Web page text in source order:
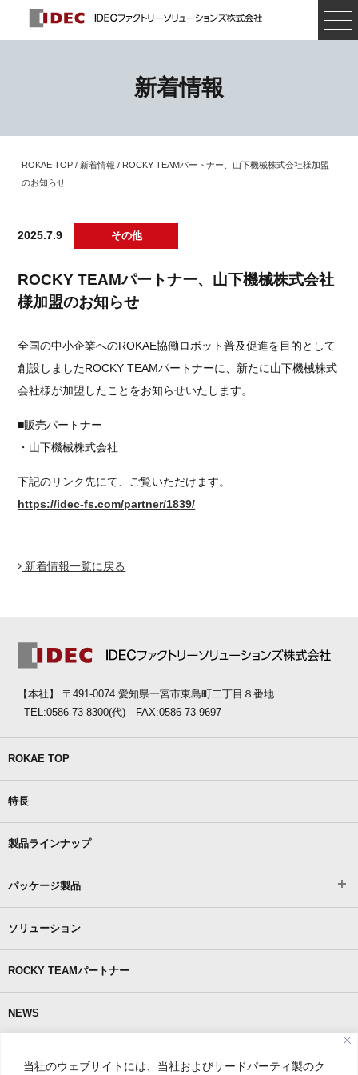
当社のウェブサイトには、当社およびサードパーティ製のク
新着情報
ROKAE TOP/ 新着情報 / ROCKY TEAMパートナー、山下機械株式会社様加盟
のお知らせ
2025.7.9 その他
ROCKY TEAMパートナー、山下機械株式会社
様加盟のお知らせ
全国の中小企業へのROKAE協働ロボット普及促進を目的として
創設しましたROCKY TEAMパートナーに、新たに山下機械株式
会社様が加盟したことをお知らせいたします。
■販売パートナー
・山下機械株式会社
下記のリンク先にて、ご覧いただけます。
https://idec-fs.com/partner/1839/
新着情報一覧に戻る
【本社】 〒491-0074 愛知県一宮市東島町二丁目８番地
TEL:0586-73-8300(代) FAX:0586-73-9697
ROKAE TOP
特長
製品ラインナップ
パッケージ製品
ソリューション
ROCKY TEAMパートナー
NEWS